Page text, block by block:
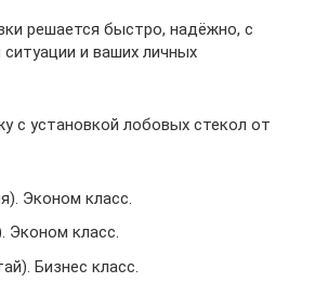
решается быстро, надёжно, с
и ваших личных
с установкой лобовых стекол от
Эконом класс.
Эконом класс.
Бизнес класс.